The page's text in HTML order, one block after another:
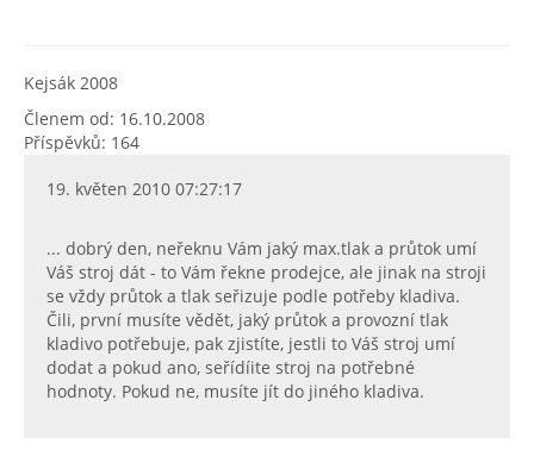
Kejsák 2008
Členem od: 16.10.2008
Příspěvků: 164
19. květen 2010 07:27:17
... dobrý den, neřeknu Vám jaký max.tlak a průtok umí
Váš stroj dát - to Vám řekne prodejce, ale jinak na stroji
se vždy průtok a tlak seřizuje podle potřeby kladiva.
Čili, první musíte vědět, jaký průtok a provozní tlak
kladivo potřebuje, pak zjistíte, jestli to Váš stroj umí
dodat a pokud ano, seřídíite stroj na potřebné
hodnoty. Pokud ne, musíte jít do jiného kladiva.